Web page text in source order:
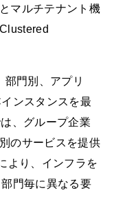
マルチテナント機
門別、アプリ
ンスタンスを最
、グループ企業
のサービスを提供
より、インフラを
門毎に異なる要